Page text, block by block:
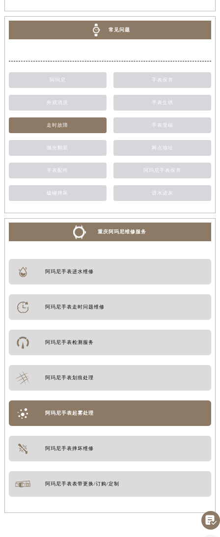
常见问题
阿玛尼 手表保养
外观清洗 手表生锈
走时故障 手表受磁
抛光翻新 网点地址
手表配件 阿玛尼手表保养
磕碰摔坏 进水进灰
重庆阿玛尼维修服务
阿玛尼手表进水维修
阿玛尼手表走时问题维修
阿玛尼手表检测服务
阿玛尼手表划痕处理
阿玛尼手表起雾处理
阿玛尼手表摔坏维修
阿玛尼手表表带更换/订购/定制
